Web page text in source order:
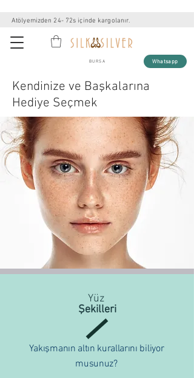
BURSA
Atölyemizden 24- 72s içinde kargolanır.
Whatsapp
Kendinize ve Başkalarına
Hediye Seçmek
Yüz
Şekilleri
Yakışmanın altın kurallarını biliyor
musunuz?